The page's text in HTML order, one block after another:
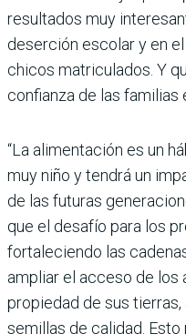
resultados muy
deserción escolar y en
chicos matriculados. Y
confianza de las familias
“La alimentación es un
muy niño y tendrá un
de las futuras
que el desafío para los
fortale­ciendo las
ampliar el acceso de
propiedad de sus
semillas de calidad.